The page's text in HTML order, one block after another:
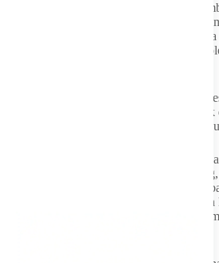
Pada kesempatan tersebut, Surya juga
khusus kepada para kepala keluarga,
Menurutnya, peran ayah tidak cukup
nafkah, tetapi juga harus hadir secara
Ia mengingatkan bahaya fenomena
kondisi ketika sosok ayah hadir secara
tidak terlibat secara emosional dalam
“Wahai para ayah, letakkan gawai Anda
Peluk anak-anakmu, ajak mereka
kesah mereka, dan jadilah sahabat terbaik
biarkan meja makan kita sunyi dari obrolan
anggota keluarga sibuk menatap layar HP